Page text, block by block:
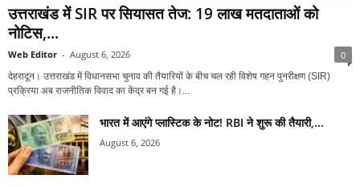
उत्तराखंड में SIR पर सियासत तेज: 19 लाख मतदाताओं को
नोटिस,...
Web Editor - August 6, 2026 0
देहरादून। उत्तराखंड में विधानसभा चुनाव की तैयारियों के बीच चल रही विशेष गहन पुनरीक्षण (SIR)
प्रक्रिया अब राजनीतिक विवाद का केंद्र बन गई है।...
भारत में आएंगे प्लास्टिक के नोट! RBI ने शुरू की तैयारी,...
August 6, 2026